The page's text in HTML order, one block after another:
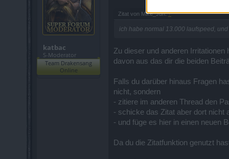
katbac
S-Moderator
Team Drakensang
Online
Zitat von Mike_Jun:↑
ich habe normal 13.000 laufspeed,
Zu dieser und anderen Irritationen
davon aus das dir die beiden
Falls du darüber hinaus Fragen
nicht, sondern
- zitiere im anderen Thread den
- schicke das Zitat aber dort nicht
- und füge es hier in einen neuen
Da du die Zitatfunktion genutzt